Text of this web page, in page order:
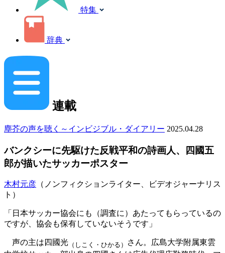
特集
辞典
連載
塵芥の声を聴く～インビジブル・ダイアリー 2025.04.28
バンクシーに先駆けた反戦平和の詩画人、四國五
郎が描いたサッカーポスター
木村元彦 （ノンフィクションライター、ビデオジャーナリス
ト）
「日本サッカー協会にも（調査に）あたってもらっているの
ですが、協会も保有していないそうです」
声の主は四國光 （しこく・ひかる）
さん。広島大学附属東雲